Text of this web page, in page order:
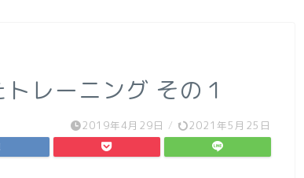
レーニング その１
2019年4月29日 / 2021年5月25日